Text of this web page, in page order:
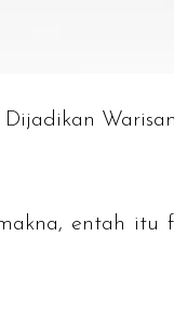
Warisan
entah itu